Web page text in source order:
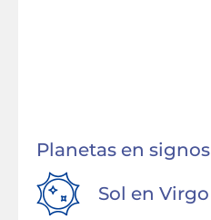
Planetas en signos
Sol en Virgo